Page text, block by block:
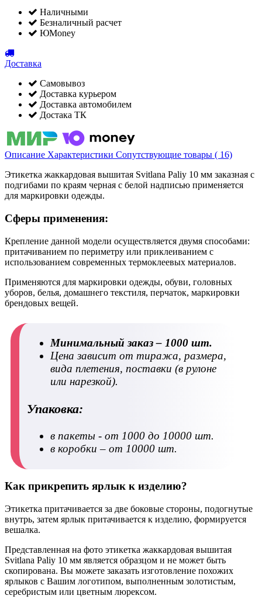
Наличными
Безналичный расчет
ЮMoney
Доставка
Самовывоз
Доставка курьером
Доставка автомобилем
Достака ТК
Описание Характеристики Сопутствующие товары ( 16)
Этикетка жаккардовая вышитая Svitlana Paliy 10 мм заказная с
подгибами по краям черная с белой надписью применяется
для маркировки одежды.
Сферы применения:
Крепление данной модели осуществляется двумя способами:
притачиванием по периметру или приклеиванием с
использованием современных термоклеевых материалов.
Применяются для маркировки одежды, обуви, головных
уборов, белья, домашнего текстиля, перчаток, маркировки
брендовых вещей.
Минимальный заказ – 1000 шт.
Цена зависит от тиража, размера,
вида плетения, поставки (в рулоне
или нарезкой).
Упаковка:
в пакеты- от 1000 до 10000 шт.
в коробки – от 10000 шт.
Как прикрепить ярлык к изделию?
Этикетка притачивается за две боковые стороны, подогнутые
внутрь, затем ярлык притачивается к изделию, формируется
вешалка.
Представленная на фото этикетка жаккардовая вышитая
Svitlana Paliy 10 мм является образцом и не может быть
скопирована. Вы можете заказать изготовление похожих
ярлыков с Вашим логотипом, выполненным золотистым,
серебристым или цветным люрексом.